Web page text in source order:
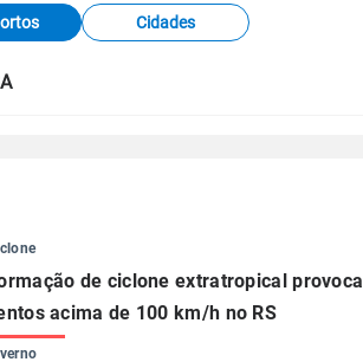
(CPTEC).
Cidades
de ciclone extratropical
acima de 100 km/h no RS